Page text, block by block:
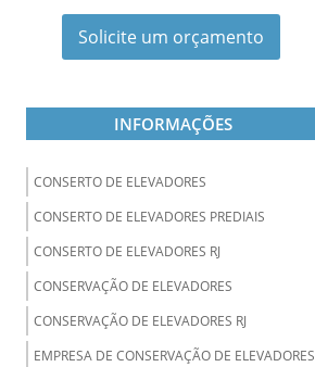
Solicite um orçamento
INFORMAÇÕES
CONSERTO DE ELEVADORES
CONSERTO DE ELEVADORES PREDIAIS
CONSERTO DE ELEVADORES RJ
CONSERVAÇÃO DE ELEVADORES
CONSERVAÇÃO DE ELEVADORES RJ
EMPRESA DE CONSERVAÇÃO DE ELEVADORES